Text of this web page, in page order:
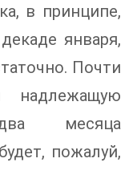
в принципе,
января,
Почти
месяца
пожалуй,